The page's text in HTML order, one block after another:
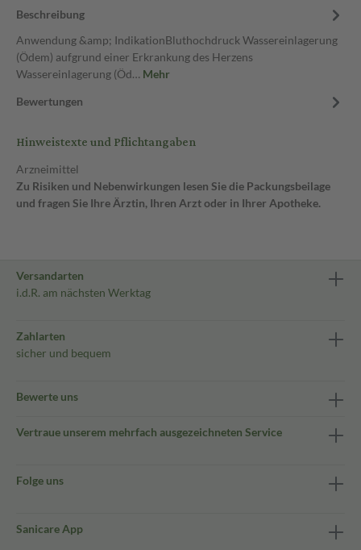
Beschreibung
Anwendung &amp; IndikationBluthochdruck Wassereinlagerung
(Ödem) aufgrund einer Erkrankung des Herzens
Wassereinlagerung (Öd… Mehr
Bewertungen
Hinweistexte und Pflichtangaben
Arzneimittel
Zu Risiken und Nebenwirkungen lesen Sie die Packungsbeilage
und fragen Sie Ihre Ärztin, Ihren Arzt oder in Ihrer Apotheke.
Versandarten
i.d.R. am nächsten Werktag
Zahlarten
sicher und bequem
Bewerte uns
Vertraue unserem mehrfach ausgezeichneten Service
Folge uns
Sanicare App